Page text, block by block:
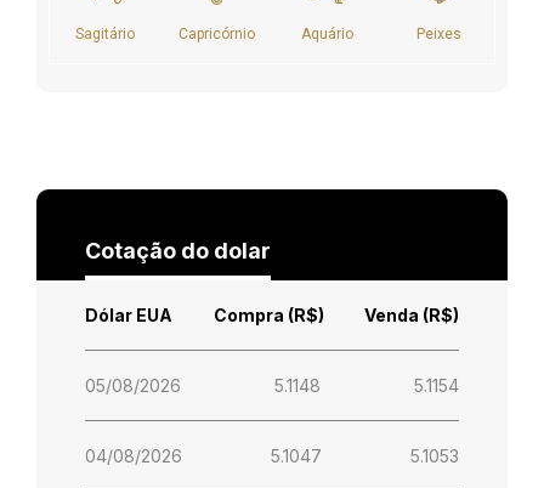
Cotação do dolar
Dólar EUA Compra (R$) Venda (R$)
05/08/2026 5.1148 5.1154
04/08/2026 5.1047 5.1053